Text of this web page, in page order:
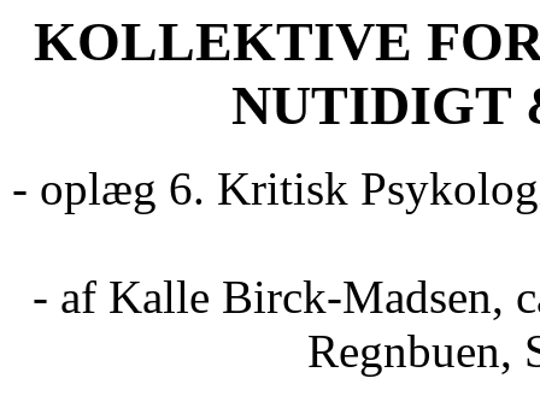
KOLLEKTIVE
NUTIDIGT
- oplæg 6. Kritisk
- af Kalle Birck-Madsen,
Regnbuen,